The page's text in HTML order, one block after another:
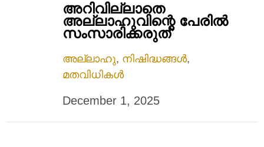
അറിവില്ലാതെ
അല്ലാഹുവിന്റെ പേരില്‍
സംസാരിക്കരുത്
അല്ലാഹു, നിഷിദ്ധങ്ങൾ,
മതവിധികൾ
December 1, 2025